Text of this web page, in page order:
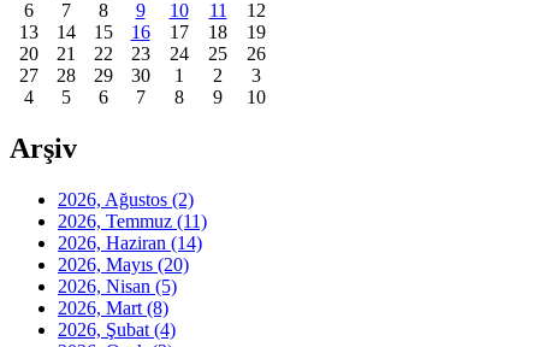
6
7 8 9 10 11
12
13
14 15 16 17 18
19
20
21 22 23 24 25
26
27
28 29 30 1 2
3
4
5 6 7 8 9 10
Arşiv
2026, Ağustos (2)
2026, Temmuz (11)
2026, Haziran (14)
2026, Mayıs (20)
2026, Nisan (5)
2026, Mart (8)
2026, Şubat (4)